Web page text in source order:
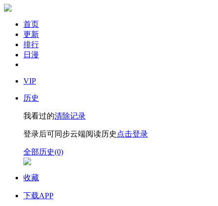
首页
更新
排行
日漫
VIP
历史
我看过的清除记录
登录后可同步云端阅读历史 点击登录
全部历史(0)
收藏
下载APP